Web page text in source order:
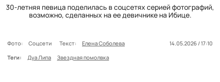
30-летняя певица поделилась в соцсетях серией фотографий,
возможно, сделанных на ее девичнике на Ибице.
Фото: Соцсети Текст: Елена Соболева
14.05.2026 / 17:10
Теги:
Дуа Липа Звездная помолвка